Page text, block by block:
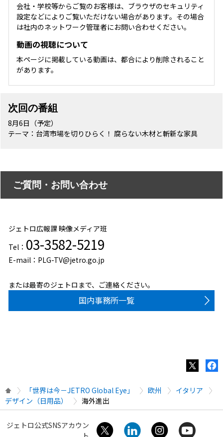
会社・学校等からご覧のお客様は、ブラウザのセキュリティ
設定などによりご覧いただけない場合があります。その場合
は社内のネットワーク管理者にお問い合わせください。
動画の視聴について
本ページに掲載している動画は、都合により削除されること
があります。
次回の番組
8月6日（予定）
テーマ：台湾市場を切りひらく！ 腐らない木材と斬新な家具
ご質問・お問い合わせ
ジェトロ広報課 映像メディア班
Tel： 03-3582-5219
E-mail：PLG-TV@jetro.go.jp
または最寄のジェトロまで、ご連絡ください。
国内事務所一覧
「世界は今－JETRO Global Eye」 欧州
イタリア
デザイン（日用品）
海外進出
ジェトロ公式SNSアカウン